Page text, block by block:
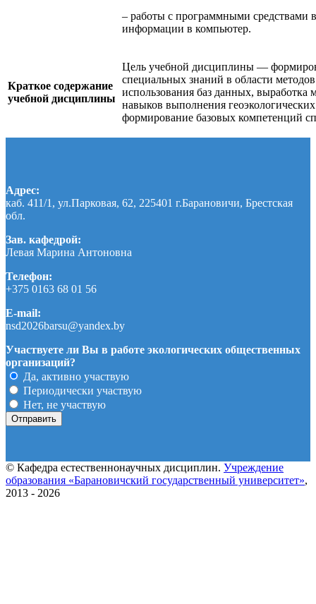
– работы с программными средствами
информации в компьютер.
Краткое содержание
учебной дисциплины
Цель учебной дисциплины —
специальных знаний в области
использования баз данных, выработка
навыков выполнения
формирование базовых компетенций
Адрес:
каб. 411/1, ул.Парковая, 62, 225401 г.Барановичи, Брестская
обл.
Зав. кафедрой:
Левая Марина Антоновна
Телефон:
+375 0163 68 01 56
E-mail:
nsd2026barsu@yandex.by
Участвуете ли Вы в работе экологических общественных
организаций?
Да, активно участвую
Периодически участвую
Нет, не участвую
© Кафедра естественнонаучных дисциплин. Учреждение
образования «Барановичский государственный университет»,
2013 - 2026